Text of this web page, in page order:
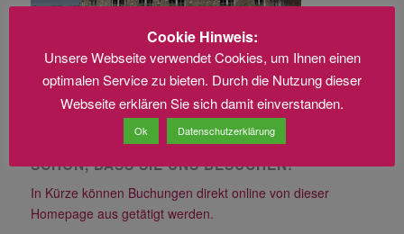
SCHÖN, DASS SIE UNS BESUCHEN!
In Kürze können Buchungen direkt online von dieser
Homepage aus getätigt werden.
Cookie Hinweis:
Unsere Webseite verwendet Cookies, um Ihnen einen
optimalen Service zu bieten. Durch die Nutzung dieser
Webseite erklären Sie sich damit einverstanden.
Ok Datenschutzerklärung